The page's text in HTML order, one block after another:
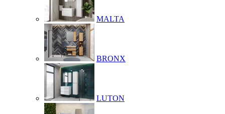
MALTA
BRONX
LUTON